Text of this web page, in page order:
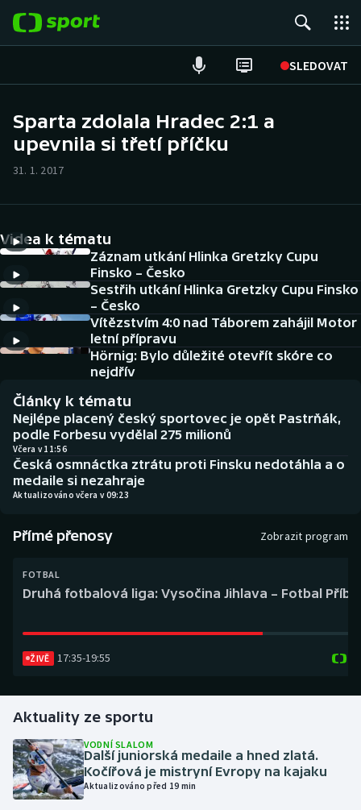
SLEDOVAT
Hokej
Cyklistika
DALŠÍ SPORTY
Americký fotbal
Baseball a softbal
Basketbal
Biatlon
Boby a skeleton
Box
Golf
Gymnastika
Házená
NEPŘEHLÉDNĚTE
Historické návraty
Aplikace ČT sport
AZ kvíz
Sparta zdolala Hradec 2:1 a
upevnila si třetí příčku
31. 1. 2017
Videa k tématu
Záznam utkání Hlinka Gretzky Cupu
Finsko – Česko
Sestřih utkání Hlinka Gretzky Cupu Finsko
– Česko
Vítězstvím 4:0 nad Táborem zahájil Motor
letní přípravu
Hörnig: Bylo důležité otevřít skóre co
nejdřív
Články k tématu
Nejlépe placený český sportovec je opět Pastrňák,
podle Forbesu vydělal 275 milionů
Včera v 11:56
Česká osmnáctka ztrátu proti Finsku nedotáhla a o
medaile si nezahraje
Aktualizováno včera v 09:23
Přímé přenosy Zobrazit program
FOTBAL
Druhá fotbalová liga: Vysočina Jihlava – Fotbal
ŽIVĚ 17:35-19:55
Aktuality ze sportu
VODNÍ SLALOM
Další juniorská medaile a hned zlatá.
Kočířová je mistryní Evropy na kajaku
Aktualizováno před 19 min